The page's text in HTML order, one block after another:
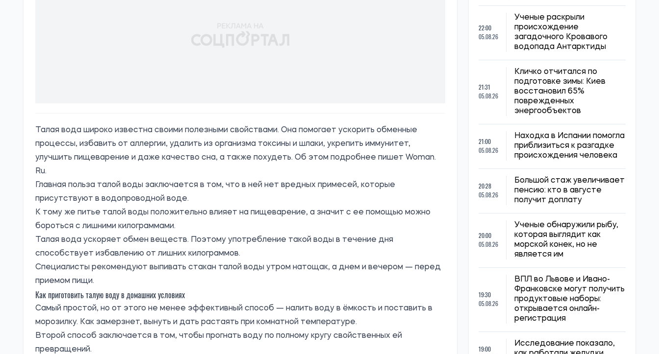
Талая вода широко известна своими полезными свойствами. Она помогает ускорить обменные
процессы, избавить от аллергии, удалить из организма токсины и шлаки, укрепить иммунитет,
улучшить пищеварение и даже качество сна, а также похудеть. Об этом подробнее пишет Woman.
Ru.
Главная польза талой воды заключается в том, что в ней нет вредных примесей, которые
присутствуют в водопроводной воде.
К тому же питье талой воды положительно влияет на пищеварение, а значит с ее помощью можно
бороться с лишними килограммами.
Талая вода ускоряет обмен веществ. Поэтому употребление такой воды в течение дня
способствует избавлению от лишних килограммов.
Специалисты рекомендуют выпивать стакан талой воды утром натощак, а днем и вечером — перед
приемом пищи.
Как приготовить талую воду в домашних условиях
Самый простой, но от этого не менее эффективный способ — налить воду в ёмкость и поставить в
морозилку. Как замерзнет, вынуть и дать растаять при комнатной температуре.
Второй способ заключается в том, чтобы прогнать воду по полному кругу свойственных ей
превращений.
22:00
05.08.26
Ученые раскрыли
происхождение
загадочного Кровавого
водопада Антарктиды
21:31
05.08.26
Кличко отчитался по
подготовке зимы: Киев
восстановил 65%
поврежденных
энергообъектов
21:00
05.08.26
Находка в Испании помогла
приблизиться к разгадке
происхождения человека
20:28
05.08.26
Большой стаж увеличивает
пенсию: кто в августе
получит доплату
20:00
05.08.26
Ученые обнаружили рыбу,
которая выглядит как
морской конек, но не
является им
19:30
05.08.26
ВПЛ во Львове и Ивано-
Франковске могут получить
продуктовые наборы:
открывается онлайн-
регистрация
19:00
Исследование показало,